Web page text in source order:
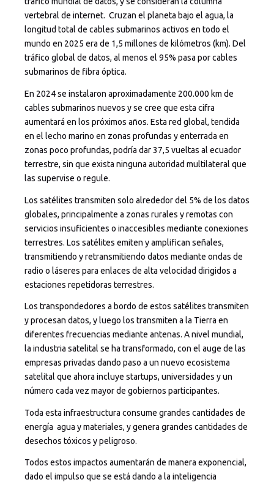
vertebral de internet. Cruzan el planeta bajo el agua, la
longitud total de cables submarinos activos en todo el
mundo en 2025 era de 1,5 millones de kilómetros (km). Del
tráfico global de datos, al menos el 95% pasa por cables
submarinos de fibra óptica.
En 2024 se instalaron aproximadamente 200.000 km de
cables submarinos nuevos y se cree que esta cifra
aumentará en los próximos años. Esta red global, tendida
en el lecho marino en zonas profundas y enterrada en
zonas poco profundas, podría dar 37,5 vueltas al ecuador
terrestre, sin que exista ninguna autoridad multilateral que
las supervise o regule.
Los satélites transmiten solo alrededor del 5% de los datos
globales, principalmente a zonas rurales y remotas con
servicios insuficientes o inaccesibles mediante conexiones
terrestres. Los satélites emiten y amplifican señales,
transmitiendo y retransmitiendo datos mediante ondas de
radio o láseres para enlaces de alta velocidad dirigidos a
estaciones repetidoras terrestres.
Los transpondedores a bordo de estos satélites transmiten
y procesan datos, y luego los transmiten a la Tierra en
diferentes frecuencias mediante antenas. A nivel mundial,
la industria satelital se ha transformado, con el auge de las
empresas privadas dando paso a un nuevo ecosistema
satelital que ahora incluye startups, universidades y un
número cada vez mayor de gobiernos participantes.
Toda esta infraestructura consume grandes cantidades de
energía agua y materiales, y genera grandes cantidades de
desechos tóxicos y peligroso.
Todos estos impactos aumentarán de manera exponencial,
dado el impulso que se está dando a la inteligencia